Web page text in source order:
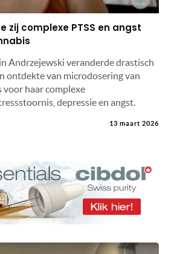
zij complexe PTSS en angst
Andrzejewski veranderde drastisch
ontdekte van microdosering van
voor haar complexe
depressie en angst.
13 maart 2026